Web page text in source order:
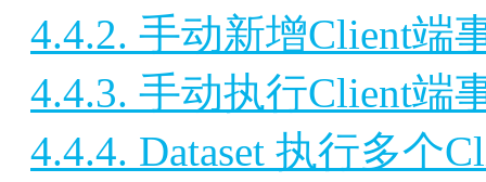
4.4.2. 手动新增Client端
4.4.3. 手动执行Client端
4.4.4. Dataset 执行多个